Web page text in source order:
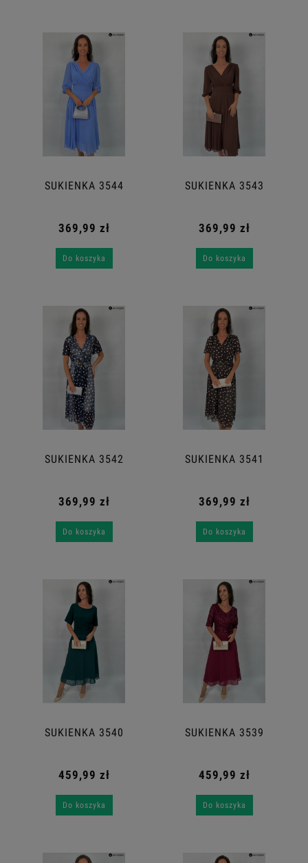
SUKIENKA 3544
369,99 zł
Do koszyka
SUKIENKA 3543
369,99 zł
Do koszyka
SUKIENKA 3542
369,99 zł
Do koszyka
SUKIENKA 3541
369,99 zł
Do koszyka
SUKIENKA 3540
459,99 zł
Do koszyka
SUKIENKA 3539
459,99 zł
Do koszyka